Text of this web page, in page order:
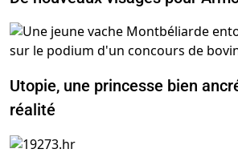
Utopie, une princesse bien
réalité